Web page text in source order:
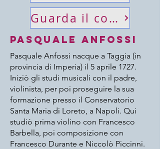
Guarda il concerto
Pasquale Anfossi
Pasquale Anfossi nacque a Taggia (in
provincia di Imperia) il 5 aprile 1727.
Iniziò gli studi musicali con il padre,
violinista, per poi proseguire la sua
formazione presso il Conservatorio
Santa Maria di Loreto, a Napoli. Qui
studiò prima violino con Francesco
Barbella, poi composizione con
Francesco Durante e Niccolò Piccinni.